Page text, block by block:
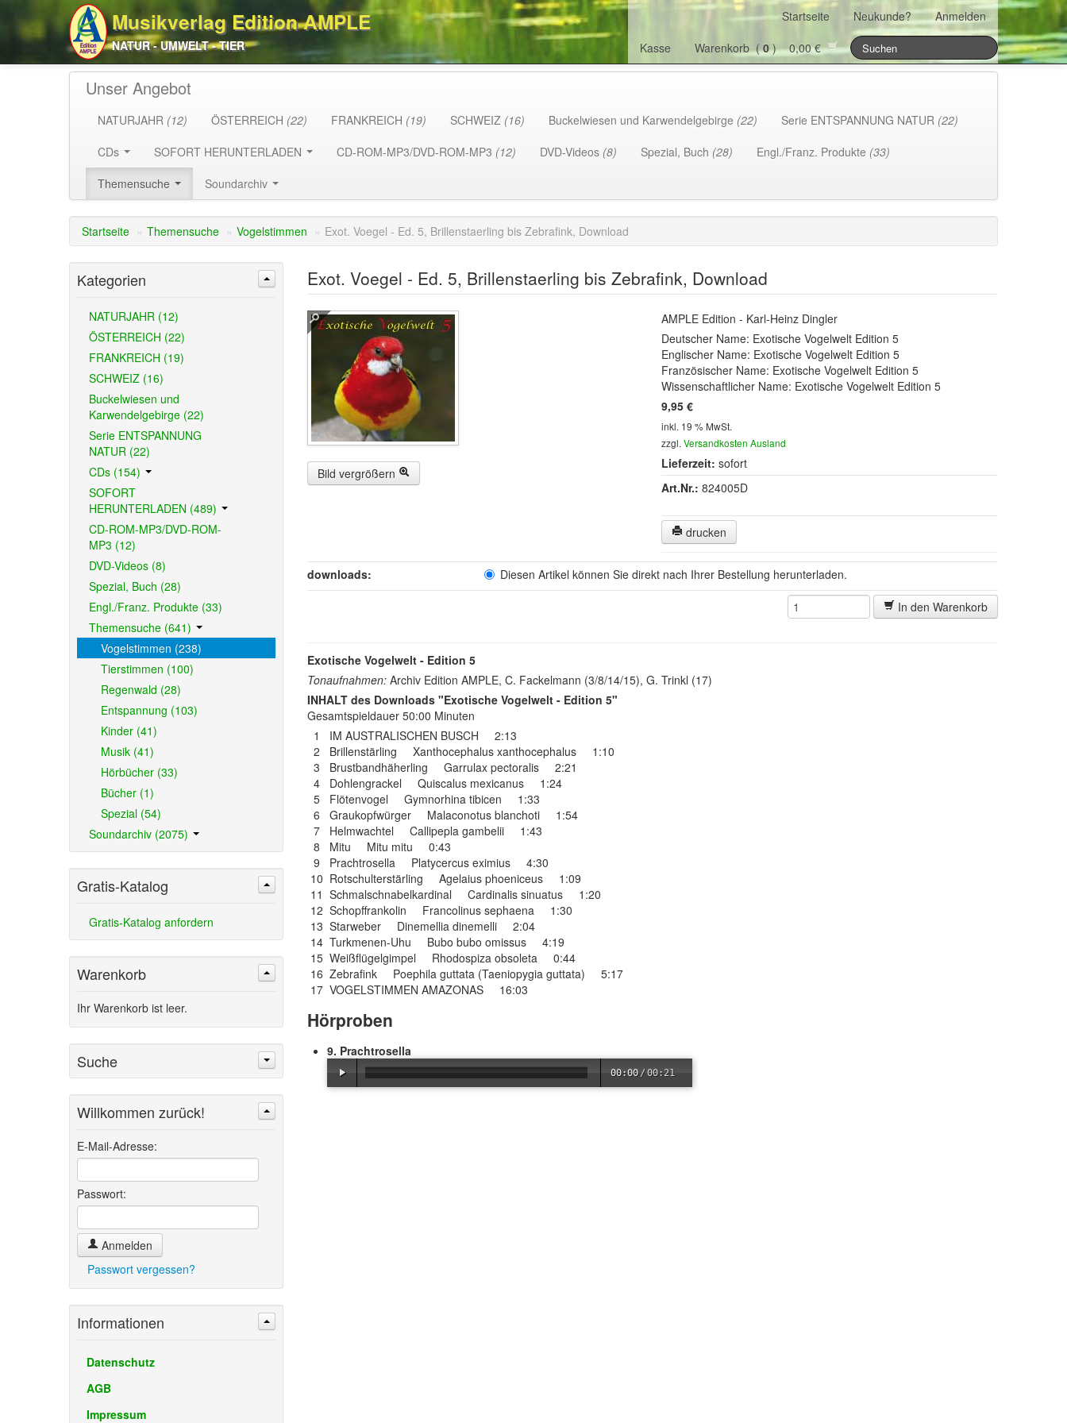
Musikverlag Edition AMPLE
NATUR - UMWELT - TIER
Startseite Neukunde?
Anmelden
Kasse
Warenkorb (0) 0,00 €
Unser Angebot
NATURJAHR (12) ÖSTERREICH (22) FRANKREICH (19) SCHWEIZ (16) Buckelwiesen und Karwendelgebirge (22) Serie ENTSPANNUNG NATUR (22)
CDs
SOFORT HERUNTERLADEN CD-ROM-MP3/DVD-ROM-MP3 (12) DVD-Videos (8) Spezial, Buch (28) Engl./Franz. Produkte (33)
Themensuche
Soundarchiv
Startseite » Themensuche » Vogelstimmen » Exot. Voegel - Ed. 5, Brillenstaerling bis Zebrafink, Download
Exot. Voegel - Ed. 5, Brillenstaerling bis Zebrafink, Download
Bild vergrößern
AMPLE Edition - Karl-Heinz Dingler
Deutscher Name: Exotische Vogelwelt Edition 5
Englischer Name: Exotische Vogelwelt Edition 5
Französischer Name: Exotische Vogelwelt Edition 5
Wissenschaftlicher Name: Exotische Vogelwelt Edition 5
9,95 €
inkl. 19 % MwSt.
zzgl.Versandkosten Ausland
Lieferzeit: sofort
Art.Nr.: 824005D
drucken
downloads: Diesen Artikel können Sie direkt nach Ihrer Bestellung herunterladen.
In den Warenkorb
Exotische Vogelwelt - Edition 5
Tonaufnahmen:Archiv Edition AMPLE, C. Fackelmann (3/8/14/15), G. Trinkl (17)
INHALT des Downloads "Exotische Vogelwelt - Edition 5"
Gesamtspieldauer 50:00 Minuten
1 IM AUSTRALISCHEN BUSCH 2:13
2 Brillenstärling Xanthocephalus xanthocephalus 1:10
3 Brustbandhäherling Garrulax pectoralis 2:21
4 Dohlengrackel Quiscalus mexicanus 1:24
5 Flötenvogel Gymnorhina tibicen 1:33
6 Graukopfwürger Malaconotus blanchoti 1:54
7 Helmwachtel Callipepla gambelii 1:43
8 Mitu Mitu mitu 0:43
9 Prachtrosella Platycercus eximius 4:30
10 Rotschulterstärling Agelaius phoeniceus 1:09
11 Schmalschnabelkardinal Cardinalis sinuatus 1:20
12 Schopffrankolin Francolinus sephaena 1:30
13 Starweber Dinemellia dinemelli 2:04
14 Turkmenen-Uhu Bubo bubo omissus 4:19
15 Weißflügelgimpel Rhodospiza obsoleta 0:44
16 Zebrafink Poephila guttata (Taeniopygia guttata) 5:17
17 VOGELSTIMMEN AMAZONAS 16:03
Hörproben
9. Prachtrosella
00:00 /00:21
Kategorien
NATURJAHR (12)
ÖSTERREICH (22)
FRANKREICH (19)
SCHWEIZ (16)
Buckelwiesen und
Karwendelgebirge (22)
Serie ENTSPANNUNG
NATUR (22)
CDs (154)
SOFORT
HERUNTERLADEN (489)
CD-ROM-MP3/DVD-ROM-
MP3 (12)
DVD-Videos (8)
Spezial, Buch (28)
Engl./Franz. Produkte (33)
Themensuche (641)
Vogelstimmen (238)
Tierstimmen (100)
Regenwald (28)
Entspannung (103)
Kinder (41)
Musik (41)
Hörbücher (33)
Bücher (1)
Spezial (54)
Soundarchiv (2075)
Gratis-Katalog
Gratis-Katalog anfordern
Warenkorb
Ihr Warenkorb ist leer.
Suche
Willkommen zurück!
E-Mail-Adresse:
Passwort:
Anmelden
Passwort vergessen?
Informationen
Datenschutz
AGB
Impressum